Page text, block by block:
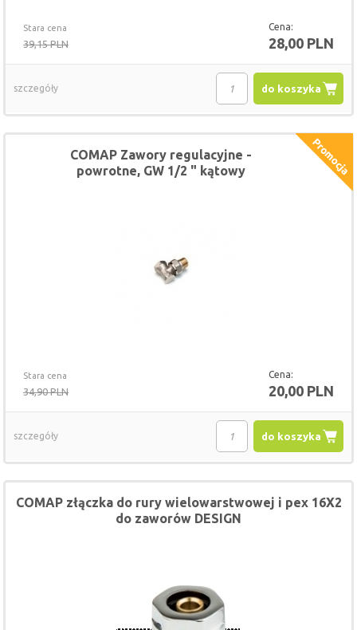
Stara cena
39,15 PLN
Cena:
28,00 PLN
do koszyka
szczegóły
Stara cena
34,90 PLN
Cena:
20,00 PLN
COMAP Zawory regulacyjne -
powrotne, GW 1/2 " kątowy
do koszyka
szczegóły
COMAP złączka do rury wielowarstwowej i pex 16X2
do zaworów DESIGN